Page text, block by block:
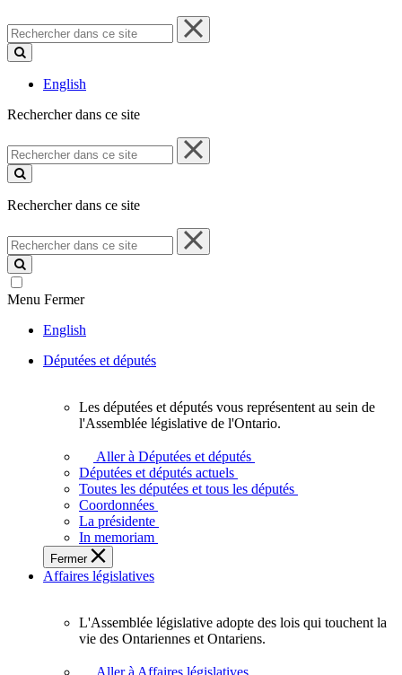
Rechercher
dans
ce
English
Rechercher dans ce site
Rechercher
dans
ce
Rechercher dans ce site
Rechercher
dans
ce
site
Menu Fermer
English
Députées et députés
députés
vous
représentent
sein
de
l'Assemblée
législative
l'Ontario.
Les députées et députés vous représentent au sein de
l'Assemblée législative de l'Ontario.
Aller à Députées et députés
Députées et députés actuels
Toutes les députées et tous les députés
Coordonnées
La présidente
In memoriam
Fermer
Affaires législatives
L'Assemblée
adopte
L'Assemblée législative adopte des lois qui touchent la
vie des Ontariennes et Ontariens.
Aller à Affaires législatives